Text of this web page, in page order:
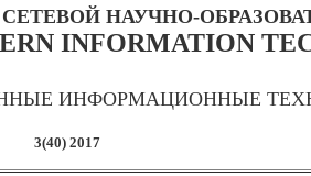
НАУЧНО-
INFORMATION
ИНФОРМАЦИОННЫЕ
3(40) 2017